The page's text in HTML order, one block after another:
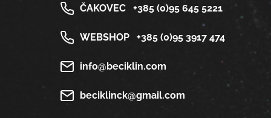
ČAKOVEC +385 (0)95 645 5221
WEBSHOP +385 (0)95 3917 474
info@beciklin.com
beciklinck@gmail.com